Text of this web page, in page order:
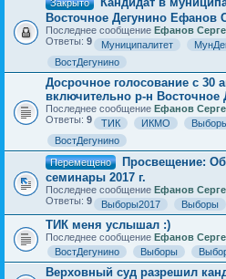
Закрыто
Восточное Дегунино Ефанов
Последнее сообщение Ефанов
Ответы: 9 Муниципалитет
ВостДегунино
Досрочное голосование с 30
включительно р-н Восточное
Последнее сообщение Ефанов
Ответы: 9 ТИК ИКМО
ВостДегунино
Перемещено
Просвещение:
семинары 2017 г.
Последнее сообщение Ефанов
Ответы: 9 Выборы2017 Выборы
ТИК меня услышал :)
Последнее сообщение Ефанов
ВостДегунино
Выборы
Верховный суд разрешил